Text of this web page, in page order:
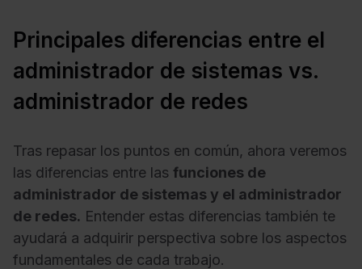
Principales diferencias entre el
administrador de sistemas vs.
administrador de redes
Tras repasar los puntos en común, ahora veremos
las diferencias entre las funciones de
administrador de sistemas y el administrador
de redes. Entender estas diferencias también te
ayudará a adquirir perspectiva sobre los aspectos
fundamentales de cada trabajo.